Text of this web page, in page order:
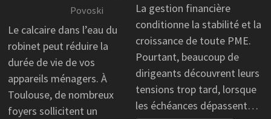
Povoski
Le calcaire dans l’eau du
robinet peut réduire la
durée de vie de vos
appareils ménagers. À
Toulouse, de nombreux
foyers sollicitent un
La gestion financière
conditionne la stabilité et la
croissance de toute PME.
Pourtant, beaucoup de
dirigeants découvrent leurs
tensions trop tard, lorsque
les échéances dépassent…